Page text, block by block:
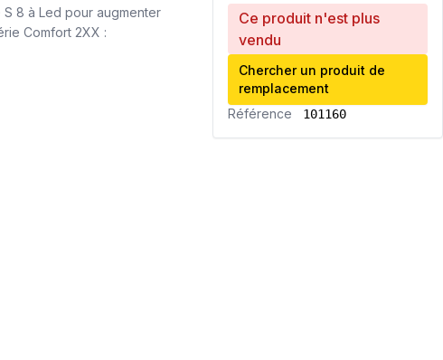
Ce produit n'est plus
vendu
Chercher un produit de
remplacement
Référence
101160
8 à Led pour augmenter
Comfort 2XX :